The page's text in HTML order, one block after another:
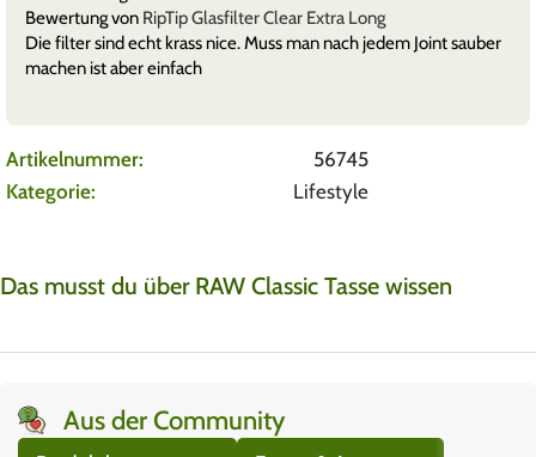
Bewertung von RipTip Glasfilter Clear Extra Long
Die filter sind echt krass nice. Muss man nach jedem Joint sauber
machen ist aber einfach
Artikelnummer:
56745
Kategorie:
Lifestyle
Das musst du über RAW Classic Tasse wissen
Aus der Community